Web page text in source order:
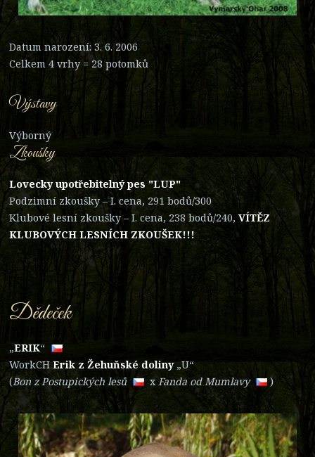
Datum narození: 3. 6. 2006
Celkem 4 vrhy = 28 potomků
Výstavy
Výborný
Zkoušky
Lovecky upotřebitelný pes "LUP"
Podzimní zkoušky – I. cena, 291 bodů/300
Klubové lesní zkoušky – I. cena, 238 bodů/240, VÍTĚZ
KLUBOVÝCH LESNÍCH ZKOUŠEK!!!
Dědeček
„ERIK“
WorkCHErik z Žehuňské doliny„U“
(Bon z Postupických lesů xFanda od Mumlavy )